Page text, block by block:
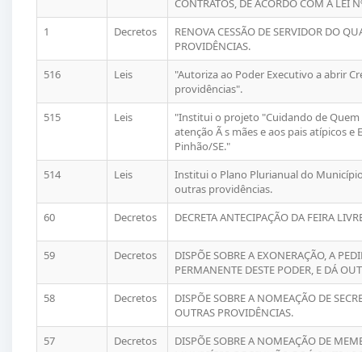
CONTRATOS, DE ACORDO COM A LEI
1
Decretos
RENOVA CESSÃO DE SERVIDOR DO
PROVIDÊNCIAS.
516
Leis
"Autoriza ao Poder Executivo a abrir
providências".
515
Leis
"Institui o projeto "Cuidando de
atenção Ã s mães e aos pais atípicos
Pinhão/SE."
514
Leis
Institui o Plano Plurianual do
outras providências.
60
Decretos DECRETA ANTECIPAÇÃO DA FEIRA
59 Decretos
DISPÕE SOBRE A EXONERAÇÃO, A
PERMANENTE DESTE PODER, E DÁ
58
Decretos
DISPÕE SOBRE A NOMEAÇÃO DE
OUTRAS PROVIDÊNCIAS.
57
Decretos
DISPÕE SOBRE A NOMEAÇÃO DE